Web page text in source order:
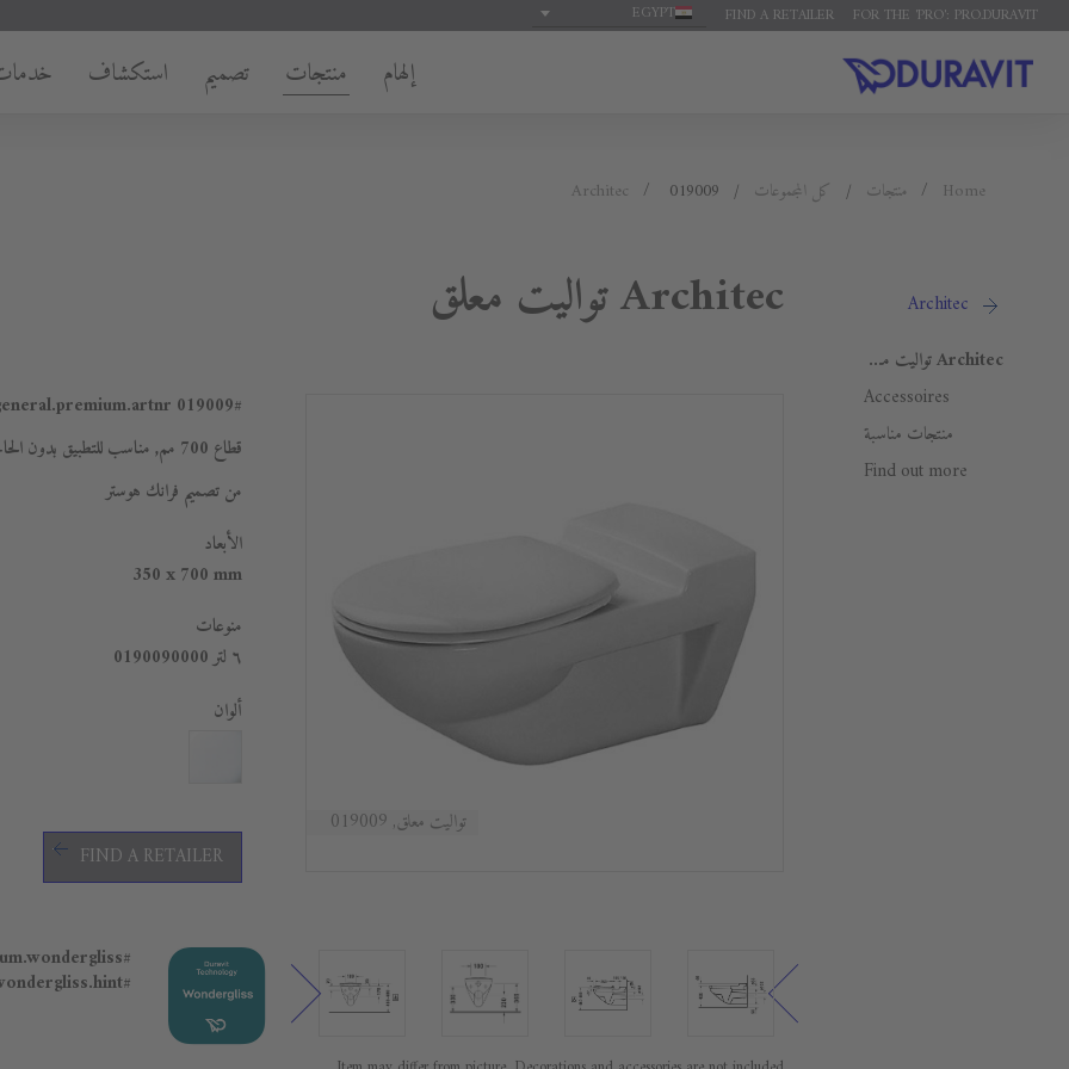
FOR THE 'PRO': PRO.DURAVIT
FIND A RETAILER
EGYPT
إلهام منتجات تصميم استكشاف
Home منتجات كل المجموعات Architec 019009
Architec
Architec تواليت معلق
Accessoires
منتجات مناسبة
Find out more
Architec تواليت معلق
تواليت معلق, 019009
#general.premium.artnr
019009
قطاع 700 مم, مناسب للتطبيق بدون الحاجز, موديل ذو دفق لأسفل
من تصميم فرانك هوستر
الأبعاد
350 x 700 mm
منوعات
٦ لتر 0190090000
ألوان
FIND A RETAILER
#general.premium.wondergliss
#general.premium.wondergliss.hint